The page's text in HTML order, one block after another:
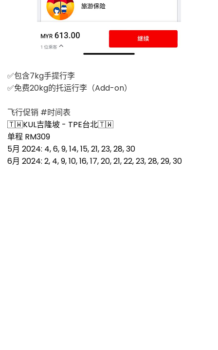
✅包含7kg手提行李
✅免费20kg的托运行李（Add-on）
飞行促销 #时间表
🇹🇼KUL吉隆坡 - TPE台北🇹🇼
单程 RM309
5月 2024: 4, 6, 9, 14, 15, 21, 23, 28, 30
6月 2024: 2, 4, 9, 10, 16, 17, 20, 21, 22, 23, 28, 29, 30